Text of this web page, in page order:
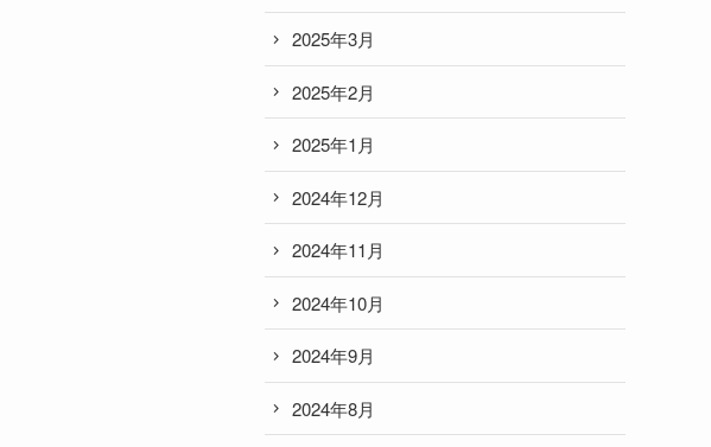
2025年3月
2025年2月
2025年1月
2024年12月
2024年11月
2024年10月
2024年9月
2024年8月